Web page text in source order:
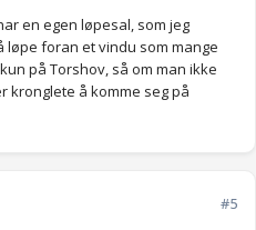
en egen løpesal, som jeg
foran et vindu som mange
på Torshov, så om man ikke
kronglete å komme seg på
#5